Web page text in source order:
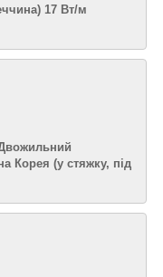
17 Вт/м
Двожильний
Корея (у стяжку, під